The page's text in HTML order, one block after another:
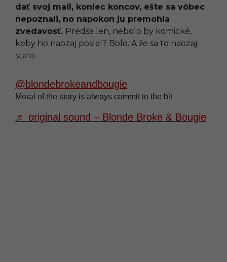
dať svoj mail, koniec koncov, ešte sa vôbec
nepoznali, no napokon ju premohla
zvedavosť. Predsa len, nebolo by komické,
keby ho naozaj poslal? Bolo. A že sa to naozaj
stalo.
@blondebrokeandbougie
Moral of the story is always commit to the bit
♬ original sound – Blonde Broke & Bougie